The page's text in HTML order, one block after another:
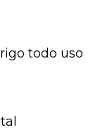
todo uso